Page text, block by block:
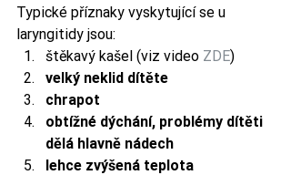
Typické příznaky vyskytující se u
laryngitidy jsou:
štěkavý kašel (viz video ZDE)
velký neklid dítěte
chrapot
obtížné dýchání, problémy dítěti
dělá hlavně nádech
lehce zvýšená teplota